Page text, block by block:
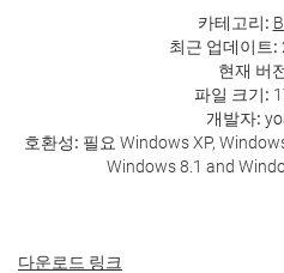
카테고리:
최근 업데이트:
현재 버
파일 크기:
개발자:
호환성: 필요 Windows XP,
Windows 8.1 and
다운로드 링크